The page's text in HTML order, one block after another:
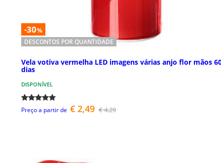
-30%
DESCONTOS POR QUANTIDADE
Vela votiva vermelha LED imagens várias anjo flor mãos
dias
DISPONÍVEL
Preço a partir de € 2,49 € 4,29